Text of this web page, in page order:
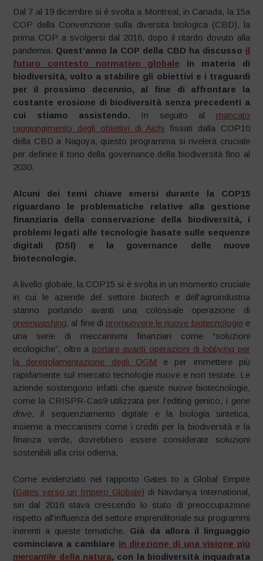
Dal 7 al 19 dicembre si è svolta a Montreal, in Canada, la 15a
COP della Convenzione sulla diversità biologica (CBD), la
prima COP a svolgersi dal 2018, dopo il ritardo dovuto alla
pandemia. Quest’anno la COP della CBD ha discusso il
futuro contesto normativo globale in materia di
biodiversità, volto a stabilire gli obiettivi e i traguardi
per il prossimo decennio, al fine di affrontare la
costante erosione di biodiversità senza precedenti a
cui stiamo assistendo. In seguito al mancato
raggiungimento degli obiettivi di Aichi fissati dalla COP10
della CBD a Nagoya, questo programma si rivelerà cruciale
per definire il tono della governance della biodiversità fino al
2030.
Alcuni dei temi chiave emersi durante la COP15
riguardano le problematiche relative alla gestione
finanziaria della conservazione della biodiversità, i
problemi legati alle tecnologie basate sulle sequenze
digitali (DSI) e la governance delle nuove
biotecnologie.
A livello globale, la COP15 si è svolta in un momento cruciale
in cui le aziende del settore biotech e dell’agroindustria
stanno portando avanti una colossale operazione di
greenwashing, al fine di promuovere le nuove biotecnologiee
una serie di meccanismi finanziari come “soluzioni
ecologiche”, oltre a portare avanti operazioni dilobbying per
la deregolamentazione degli OGM e per immettere più
rapidamente sul mercato tecnologie nuove e non testate. Le
aziende sostengono infatti che queste nuove biotecnologie,
come la CRISPR-Cas9 utilizzata per l’editing genico, i gene
drive, il sequenziamento digitale e la biologia sintetica,
insieme a meccanismi come i crediti per la biodiversità e la
finanza verde, dovrebbero essere considerate soluzioni
sostenibili alla crisi odierna.
Come evidenziato nel rapporto Gates to a Global Empire
(Gates verso un Impero Globale) di Navdanya International,
sin dal 2016 stava crescendo lo stato di preoccupazione
rispetto all’influenza del settore imprenditoriale sui programmi
inerenti a queste tematiche. Già da allora il linguaggio
cominciava a cambiare in direzione di una visione più
mercantile della natura, con la biodiversità inquadrata